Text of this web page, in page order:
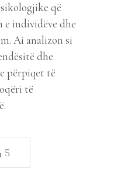
që
individëve dhe
Ai analizon si
dhe
përpiqet të
të